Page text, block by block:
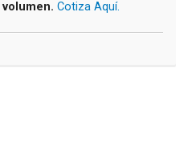
volumen. Cotiza Aquí.